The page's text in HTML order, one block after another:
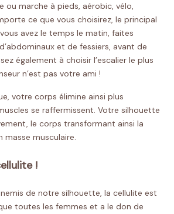
ou marche à pieds, aérobic, vélo,
ce que vous choisirez, le principal
avez le temps le matin, faites
et de fessiers, avant de
également à choisir l’escalier le plus
n’est pas votre ami !
votre corps élimine ainsi plus
se raffermissent. Votre silhouette
le corps transformant ainsi la
masse musculaire.
!
de notre silhouette, la cellulite est
toutes les femmes et a le don de